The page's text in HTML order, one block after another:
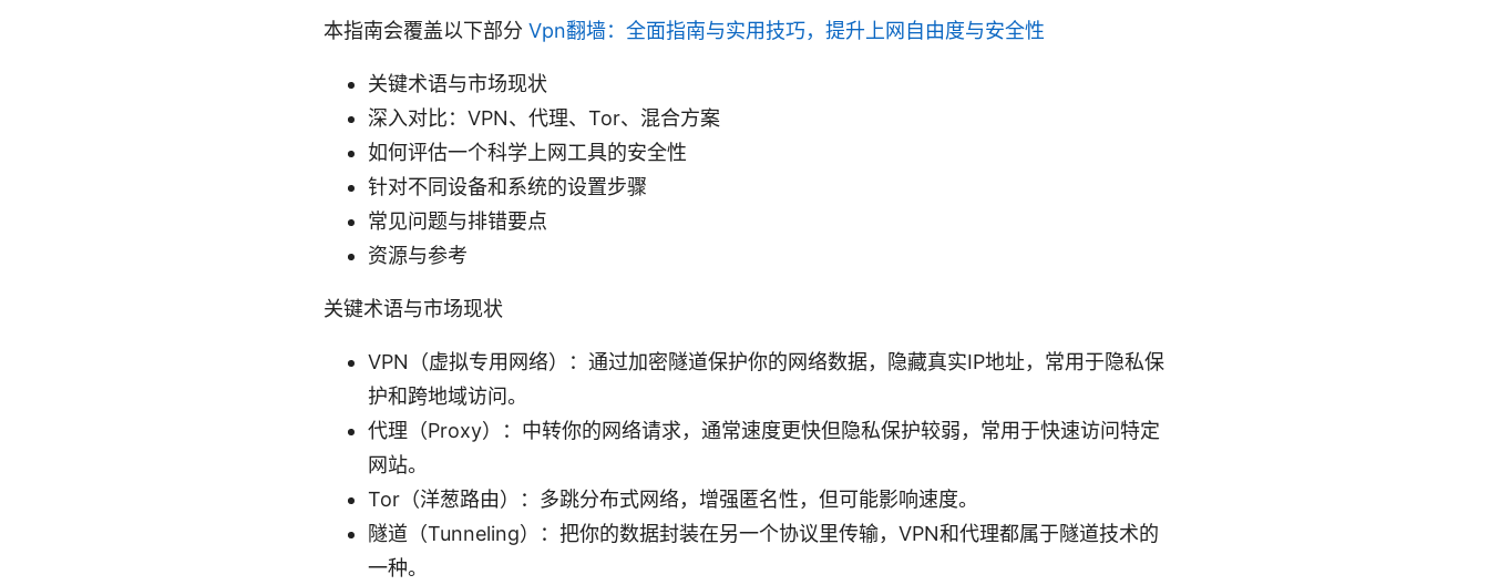
本指南会覆盖以下部分 Vpn翻墙：全面指南与实用技巧，提升上网自由度与安全性
关键术语与市场现状
深入对比：VPN、代理、Tor、混合方案
如何评估一个科学上网工具的安全性
针对不同设备和系统的设置步骤
常见问题与排错要点
资源与参考
关键术语与市场现状
VPN（虚拟专用网络）：通过加密隧道保护你的网络数据，隐藏真实IP地址，常用于隐私保
护和跨地域访问。
代理（Proxy）：中转你的网络请求，通常速度更快但隐私保护较弱，常用于快速访问特定
网站。
Tor（洋葱路由）：多跳分布式网络，增强匿名性，但可能影响速度。
隧道（Tunneling）：把你的数据封装在另一个协议里传输，VPN和代理都属于隧道技术的
一种。